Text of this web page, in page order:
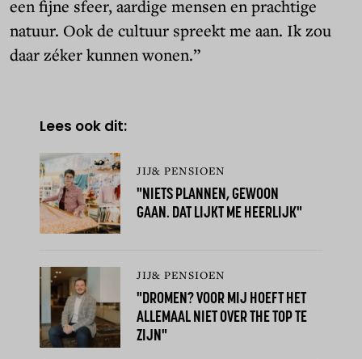
een fijne sfeer, aardige mensen en prachtige
natuur. Ook de cultuur spreekt me aan. Ik zou
daar zéker kunnen wonen.”
Lees ook dit:
JIJ& PENSIOEN
"NIETS PLANNEN, GEWOON
GAAN. DAT LIJKT ME HEERLIJK"
JIJ& PENSIOEN
"DROMEN? VOOR MIJ HOEFT HET
ALLEMAAL NIET OVER THE TOP TE
ZIJN"